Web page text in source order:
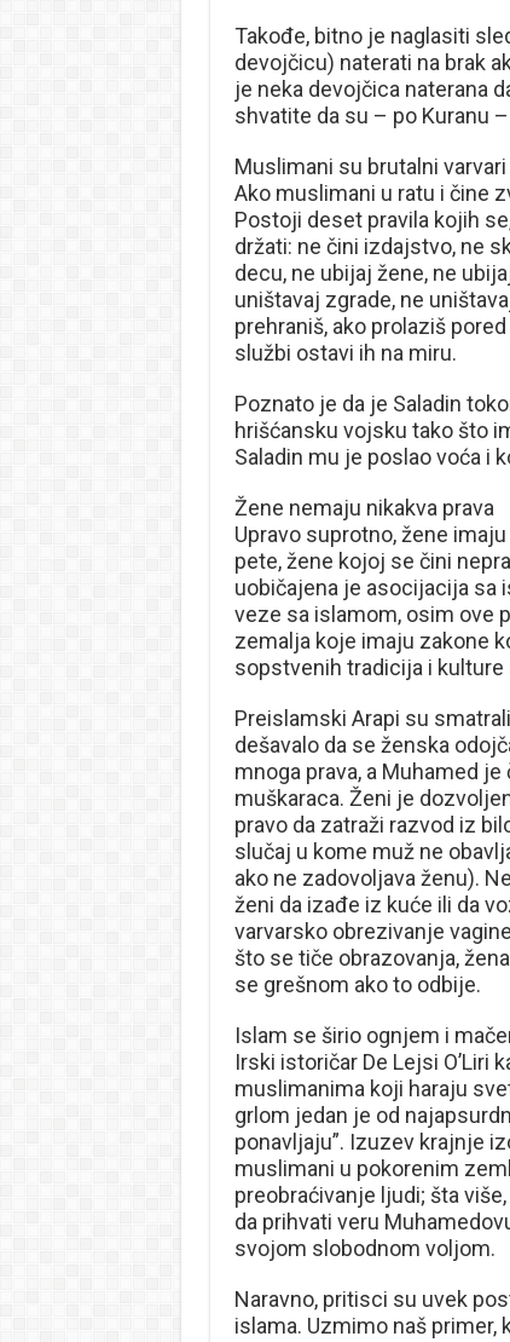
Takođe, bitno je naglasiti
devojčicu) naterati na brak
je neka devojčica naterana
shvatite da su – po Kuranu
Muslimani su brutalni
Ako muslimani u ratu i čine
Postoji deset pravila kojih
držati: ne čini izdajstvo, ne
decu, ne ubijaj žene, ne
uništavaj zgrade, ne
prehraniš, ako prolaziš
službi ostavi ih na miru.
Poznato je da je Saladin
hrišćansku vojsku tako što
Saladin mu je poslao voća i
Žene nemaju nikakva prava
Upravo suprotno, žene
pete, žene kojoj se čini
uobičajena je asocijacija sa
veze sa islamom, osim ove
zemalja koje imaju zakone
sopstvenih tradicija i kulture
Preislamski Arapi su
dešavalo da se ženska
mnoga prava, a Muhamed
muškaraca. Ženi je
pravo da zatraži razvod iz
slučaj u kome muž ne
ako ne zadovoljava ženu).
ženi da izađe iz kuće ili da
varvarsko obrezivanje
što se tiče obrazovanja,
se grešnom ako to odbije.
Islam se širio ognjem i
Irski istoričar De Lejsi O’Liri
muslimanima koji haraju
grlom jedan je od
ponavljaju”. Izuzev krajnje
muslimani u pokorenim
preobraćivanje ljudi; šta
da prihvati veru
svojom slobodnom voljom.
Naravno, pritisci su uvek
islama. Uzmimo naš primer,